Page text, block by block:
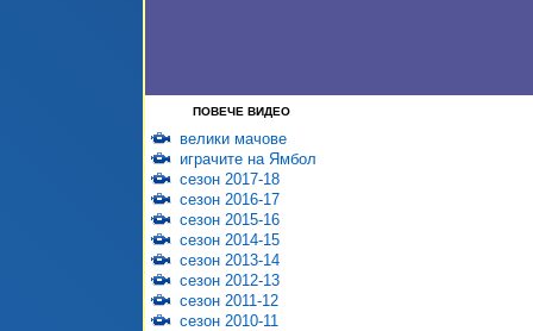
ПОВЕЧЕ ВИДЕО
велики мачове
играчите на Ямбол
сезон 2017-18
сезон 2016-17
сезон 2015-16
сезон 2014-15
сезон 2013-14
сезон 2012-13
сезон 2011-12
сезон 2010-11